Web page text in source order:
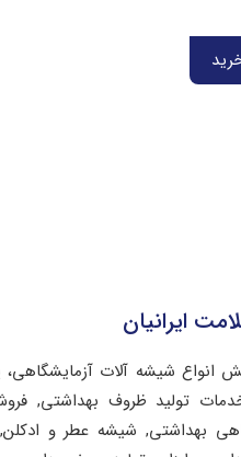
ایرانیان
انواع شیشه آلات
خدمات تولید ظروف بهداشتی,
بهداشتی, شیشه عطر و